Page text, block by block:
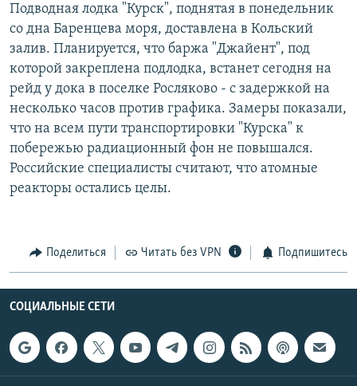
СИБИРЬ.РЕАЛИИ
РАСПИСАНИЕ ВЕЩАНИЯ
ПОДПИШИТЕСЬ НА РАССЫЛКУ
СОЦИАЛЬНЫЕ СЕТИ
Подводная лодка "Курск", поднятая в понедельник
со дна Баренцева моря, доставлена в Кольский
залив. Планируется, что баржа "Джайент", под
которой закреплена подлодка, встанет сегодня на
рейд у дока в поселке Росляково - с задержкой на
несколько часов против графика. Замеры показали,
что на всем пути транспортировки "Курска" к
побережью радиационный фон не повышался.
Российские специалисты считают, что атомные
реакторы остались целы.
Поделиться Читать без VPN Подпишитесь
СОЦИАЛЬНЫЕ СЕТИ